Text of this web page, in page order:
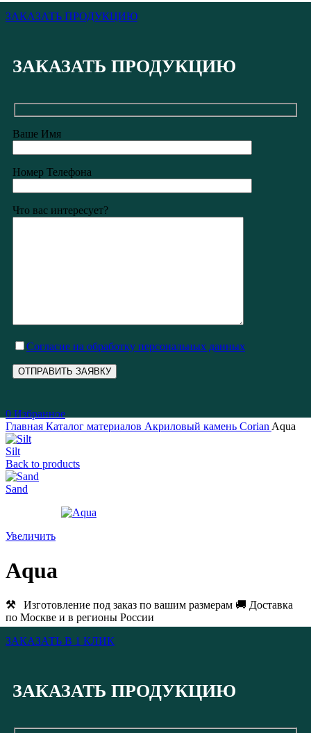
ЗАКАЗАТЬ ПРОДУКЦИЮ
ЗАКАЗАТЬ ПРОДУКЦИЮ
Ваше Имя
Номер Телефона
Что вас интересует?
Cогласие на обработку персональных данных
0 Избранное
Главная Каталог материалов Акриловый камень Corian Aqua
Silt
Back to products
Sand
Увеличить
Aqua
⚒Изготовление под заказ по вашим размерам 🚚 Доставка
по Москве и в регионы России
ЗАКАЗАТЬ В 1 КЛИК
ЗАКАЗАТЬ ПРОДУКЦИЮ